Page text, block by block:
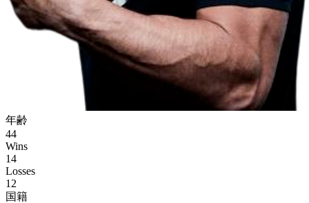
年齢
44
Wins
14
Losses
12
国籍